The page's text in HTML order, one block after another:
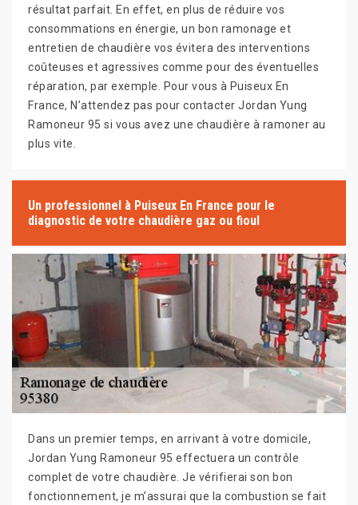
résultat parfait. En effet, en plus de réduire vos
consommations en énergie, un bon ramonage et
entretien de chaudière vos évitera des interventions
coûteuses et agressives comme pour des éventuelles
réparation, par exemple. Pour vous à Puiseux En
France, N’attendez pas pour contacter Jordan Yung
Ramoneur 95 si vous avez une chaudière à ramoner au
plus vite.
Un professionnel à Puiseux En France pour le
diagnostic de votre chaudière gaz ou fioul
Dans un premier temps, en arrivant à votre domicile,
Jordan Yung Ramoneur 95 effectuera un contrôle
complet de votre chaudière. Je vérifierai son bon
fonctionnement, je m’assurai que la combustion se fait